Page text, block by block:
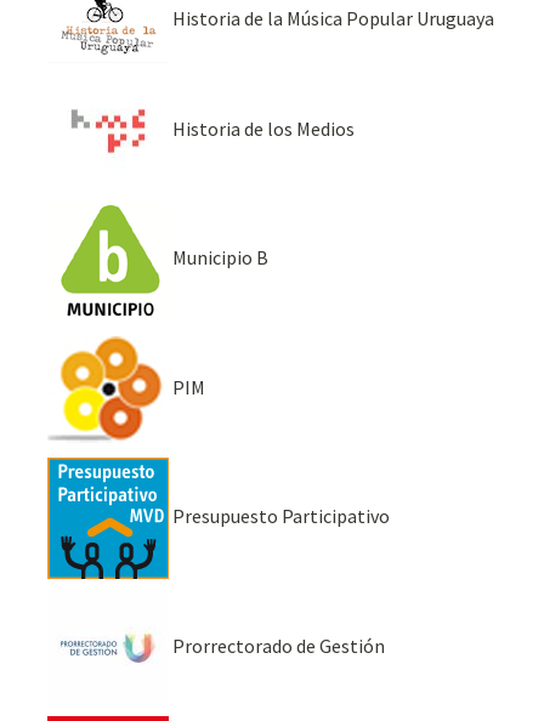
Historia de la Música Popular Uruguaya
Historia de los Medios
Municipio B
PIM
Presupuesto Participativo
Prorrectorado de Gestión